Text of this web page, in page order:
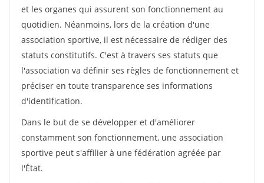
et les organes qui assurent son fonctionnement au
quotidien. Néanmoins, lors de la création d'une
association sportive, il est nécessaire de rédiger des
statuts constitutifs. C'est à travers ses statuts que
l'association va définir ses règles de fonctionnement et
préciser en toute transparence ses informations
d'identification.
Dans le but de se développer et d'améliorer
constamment son fonctionnement, une association
sportive peut s'affilier à une fédération agréée par
l'État.